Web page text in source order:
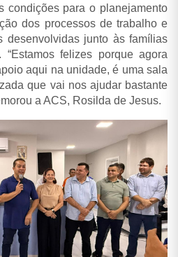
condições para o planejamento
dos processos de trabalho e
desenvolvidas junto às famílias
felizes porque agora
aqui na unidade, é uma sala
que vai nos ajudar bastante
a ACS, Rosilda de Jesus.